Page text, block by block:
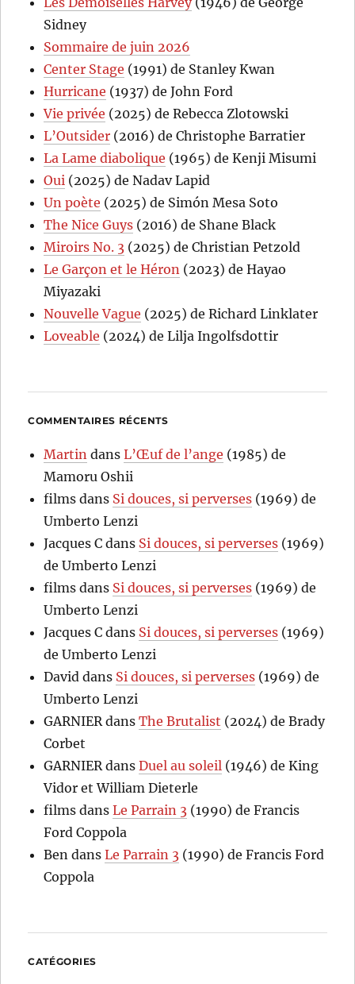
Sidney
Sommaire de juin 2026
Center Stage (1991) de Stanley Kwan
Hurricane (1937) de John Ford
Vie privée (2025) de Rebecca Zlotowski
L’Outsider (2016) de Christophe Barratier
La Lame diabolique (1965) de Kenji Misumi
Oui (2025) de Nadav Lapid
Un poète (2025) de Simón Mesa Soto
The Nice Guys (2016) de Shane Black
Miroirs No. 3 (2025) de Christian Petzold
Le Garçon et le Héron (2023) de Hayao
Miyazaki
Nouvelle Vague (2025) de Richard Linklater
Loveable (2024) de Lilja Ingolfsdottir
COMMENTAIRES RÉCENTS
Martin dansL’Œuf de l’ange (1985) de
Mamoru Oshii
films dans Si douces, si perverses (1969) de
Umberto Lenzi
Jacques C dans Si douces, si perverses (1969)
de Umberto Lenzi
films dans Si douces, si perverses (1969) de
Umberto Lenzi
Jacques C dans Si douces, si perverses (1969)
de Umberto Lenzi
David dans Si douces, si perverses (1969) de
Umberto Lenzi
GARNIER dansThe Brutalist (2024) de Brady
Corbet
GARNIER dansDuel au soleil (1946) de King
Vidor et William Dieterle
films dansLe Parrain 3 (1990) de Francis
Ford Coppola
Ben dansLe Parrain 3 (1990) de Francis Ford
Coppola
CATÉGORIES